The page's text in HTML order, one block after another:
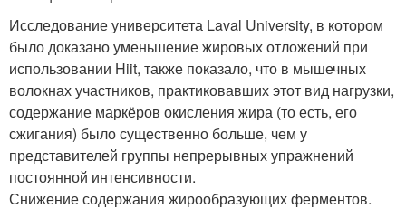
Исследование университета Laval University, в котором
было доказано уменьшение жировых отложений при
использовании Hiit, также показало, что в мышечных
волокнах участников, практиковавших этот вид нагрузки,
содержание маркёров окисления жира (то есть, его
сжигания) было существенно больше, чем у
представителей группы непрерывных упражнений
постоянной интенсивности.
Снижение содержания жирообразующих ферментов.